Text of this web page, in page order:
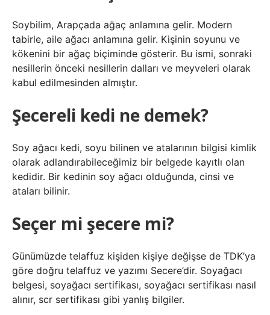
Soybilim, Arapçada ağaç anlamına gelir. Modern
tabirle, aile ağacı anlamına gelir. Kişinin soyunu ve
kökenini bir ağaç biçiminde gösterir. Bu ismi, sonraki
nesillerin önceki nesillerin dalları ve meyveleri olarak
kabul edilmesinden almıştır.
Şecereli kedi ne demek?
Soy ağacı kedi, soyu bilinen ve atalarının bilgisi kimlik
olarak adlandırabileceğimiz bir belgede kayıtlı olan
kedidir. Bir kedinin soy ağacı olduğunda, cinsi ve
ataları bilinir.
Seçer mi şecere mi?
Günümüzde telaffuz kişiden kişiye değişse de TDK’ya
göre doğru telaffuz ve yazımı Secere’dir. Soyağacı
belgesi, soyağacı sertifikası, soyağacı sertifikası nasıl
alınır, scr sertifikası gibi yanlış bilgiler.